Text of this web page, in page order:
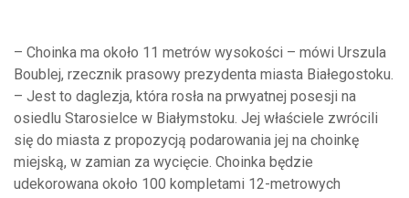
– Choinka ma około 11 metrów wysokości – mówi Urszula
Boublej, rzecznik prasowy prezydenta miasta Białegostoku.
– Jest to daglezja, która rosła na prwyatnej posesji na
osiedlu Starosielce w Białymstoku. Jej właściele zwrócili
się do miasta z propozycją podarowania jej na choinkę
miejską, w zamian za wycięcie. Choinka będzie
udekorowana około 100 kompletami 12-metrowych